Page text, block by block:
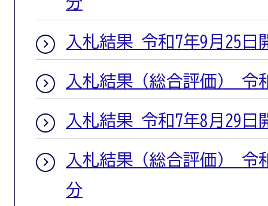
入札結果 令和7年9月25日
入札結果（総合評価） 令
入札結果 令和7年8月29日
入札結果（総合評価） 令
分